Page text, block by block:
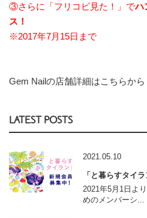
③さらに「フリコピ見た！」でハ
ス！
※2017年7月15日まで
Gem Nailの店舗詳細はこちらから
LATEST POSTS
2021.05.10
「と暮らすタイ
2021年5月1日よ
めのメンバーシ...